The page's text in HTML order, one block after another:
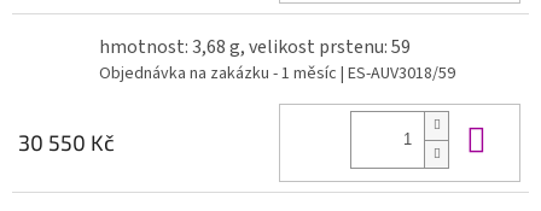
hmotnost: 3,68 g, velikost prstenu: 59
Objednávka na zakázku - 1 měsíc | ES-AUV3018/59
30 550 Kč